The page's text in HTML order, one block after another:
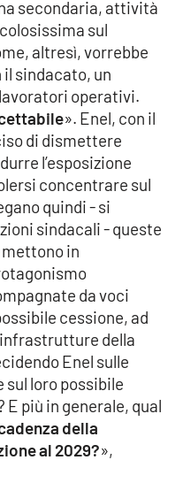
secondaria, attività
sul
altresì, vorrebbe
sindacato, un
operativi.
». Enel, con il
di dismettere
l’esposizione
concentrare sul
quindi - si
sindacali - queste
in
da voci
cessione, ad
della
Enel sulle
loro possibile
più in generale, qual
della
al 2029?»,